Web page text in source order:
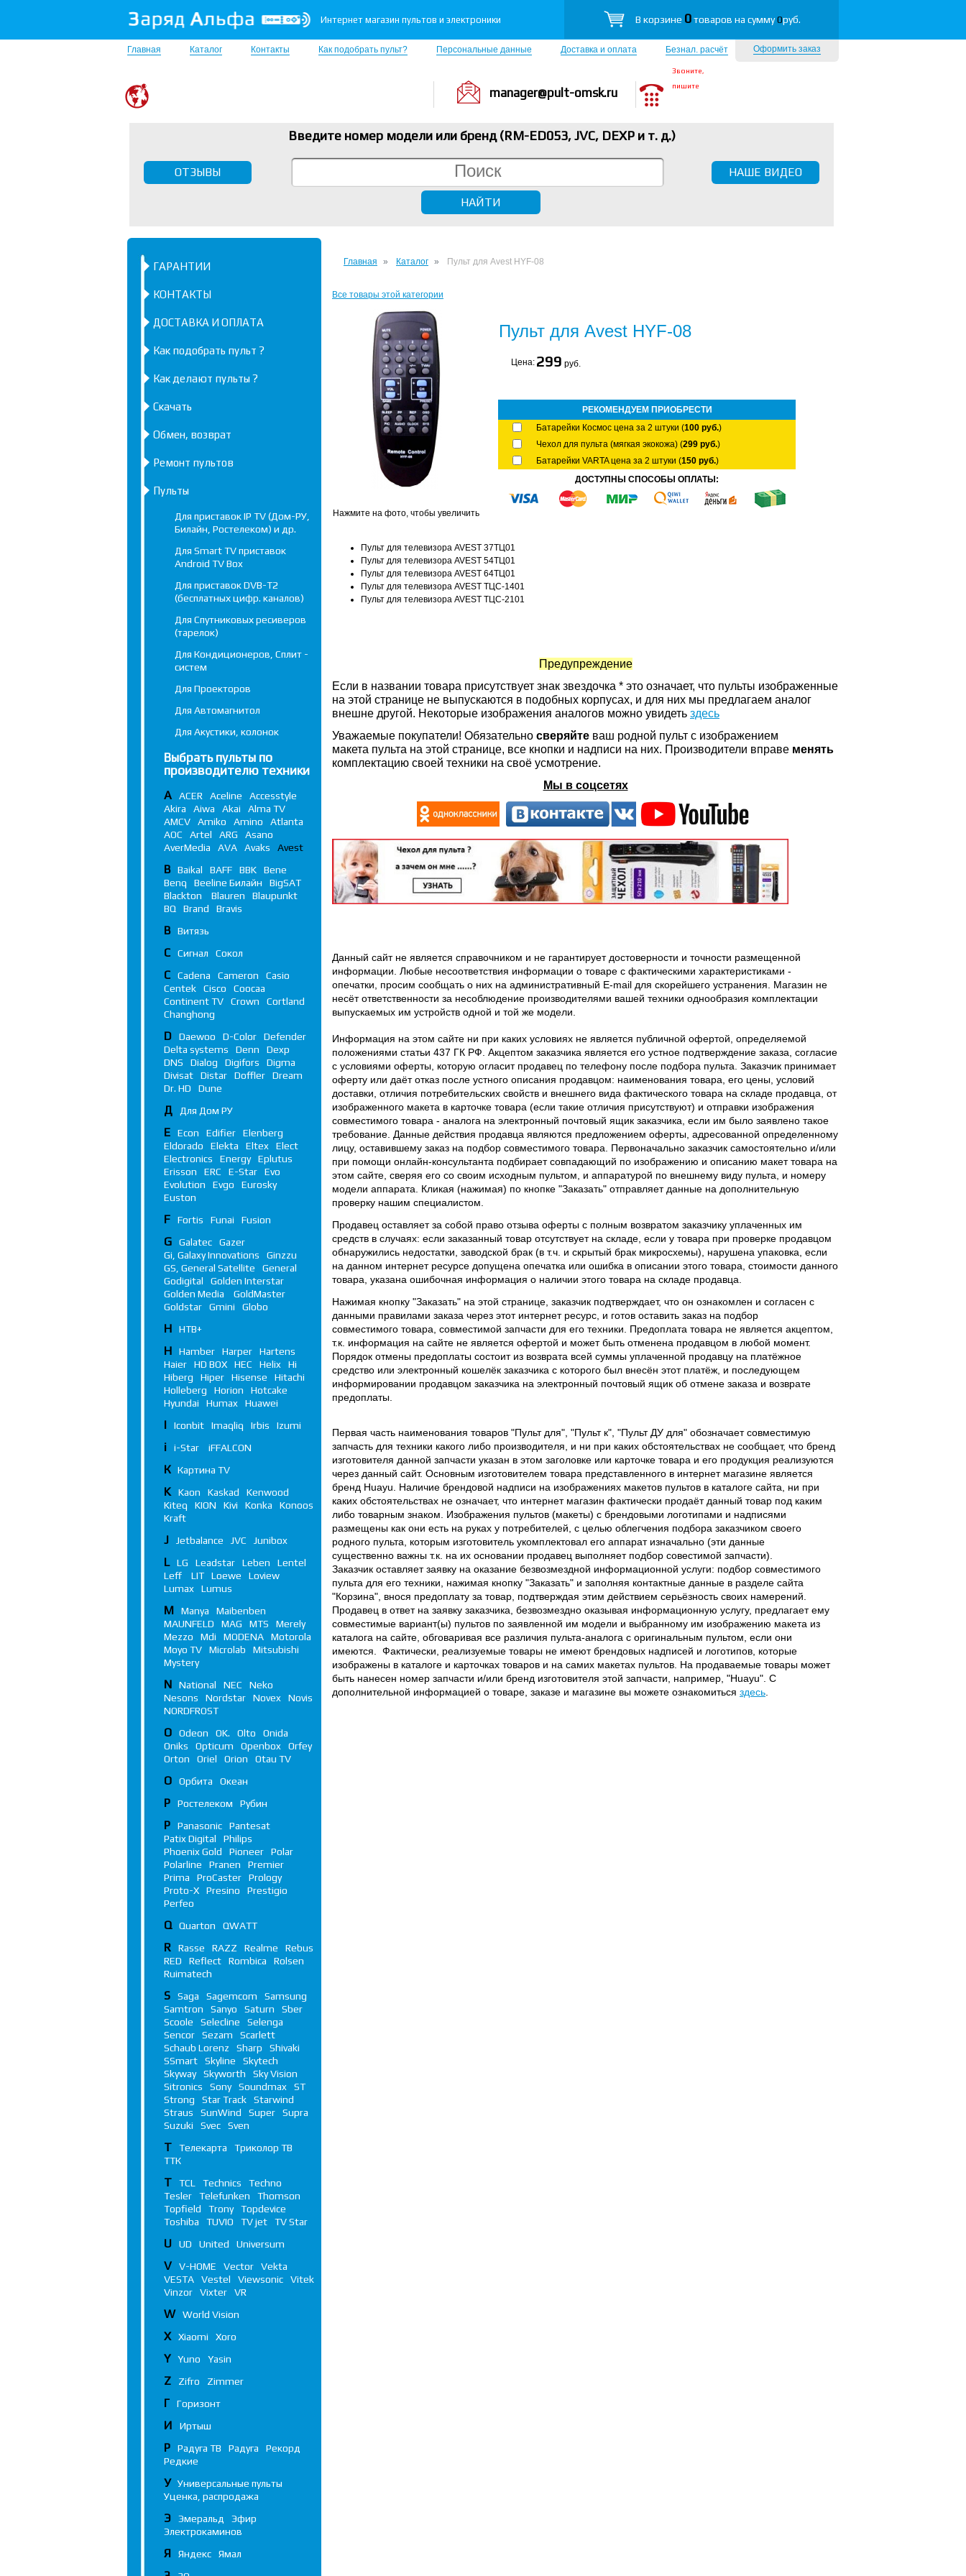
Интернет магазин пультов и электроники В корзине 0товаров на сумму0руб.
Оформить заказ
Главная Каталог Контакты Как подобрать пульт? Персональные данные Доставка и оплата Безнал. расчёт
manager@pult-omsk.ru
Звоните,
пишите
Введите номер модели или бренд (RM-ED053, JVC, DEXP и т. д.)
ОТЗЫВЫ НАШЕ ВИДЕО
Главная Каталог Пульт для Avest HYF-08
Все товары этой категории
Нажмите на фото, чтобы увеличить
Пульт для Avest HYF-08
Цена: 299 руб.
РЕКОМЕНДУЕМ ПРИОБРЕСТИ
Батарейки Космос цена за 2 штуки (100 руб.)
Чехол для пульта (мягкая экокожа) (299 руб.)
Батарейки VARTA цена за 2 штуки (150 руб.)
ДОСТУПНЫ СПОСОБЫ ОПЛАТЫ:
Пульт для телевизора AVEST 37ТЦ01
Пульт для телевизора AVEST 54ТЦ01
Пульт для телевизора AVEST 64ТЦ01
Пульт для телевизора AVEST ТЦС-1401
Пульт для телевизора AVEST ТЦС-2101
Предупреждение
Если в названии товара присутствует знак звездочка * это означает, что пульты изображенные
на этой странице не выпускаются в подобных корпусах, и для них мы предлагаем аналог
внешне другой. Некоторые изображения аналогов можно увидеть здесь
Уважаемые покупатели! Обязательно сверяйте ваш родной пульт с изображением
макета пульта на этой странице, все кнопки и надписи на них. Производители вправе менять
комплектацию своей техники на своё усмотрение.
Мы в соцсетях
Данный сайт не является справочником и не гарантирует достоверности и точности размещенной
информации. Любые несоответствия информации о товаре с фактическими характеристиками -
опечатки, просим сообщать о них на административный E-mail для скорейшего устранения. Магазин не
несёт ответственности за несоблюдение производителями вашей техники однообразия комплектации
выпускаемых им устройств одной и той же модели.
Информация на этом сайте ни при каких условиях не является публичной офертой, определяемой
положениями статьи 437 ГК РФ. Акцептом заказчика является его устное подтверждение заказа, согласие
с условиями оферты, которую огласит продавец по телефону после подбора пульта. Заказчик принимает
оферту или даёт отказ после устного описания продавцом: наименования товара, его цены, условий
доставки, отличия потребительских свойств и внешнего вида фактического товара на складе продавца, от
изображенного макета в карточке товара (если такие отличия присутствуют) и отправки изображения
совместимого товара - аналога на электронный почтовый ящик заказчика, если им было заявлено такое
требование. Данные действия продавца являются предложением оферты, адресованной определенному
лицу, оставившему заказ на подбор совместимого товара. Первоначально заказчик самостоятельно и/или
при помощи онлайн-консультанта подбирает совпадающий по изображению и описанию макет товара на
этом сайте, сверяя его со своим исходным пультом, и аппаратурой по внешнему виду пульта, и номеру
модели аппарата. Кликая (нажимая) по кнопке "Заказать" отправляет данные на дополнительную
проверку нашим специалистом.
Продавец оставляет за собой право отзыва оферты с полным возвратом заказчику уплаченных им
средств в случаях: если заказанный товар отсутствует на складе, если у товара при проверке продавцом
обнаружились недостатки, заводской брак (в т.ч. и скрытый брак микросхемы), нарушена упаковка, если
на данном интернет ресурсе допущена опечатка или ошибка в описании этого товара, стоимости данного
товара, указана ошибочная информация о наличии этого товара на складе продавца.
Нажимая кнопку "Заказать" на этой странице, заказчик подтверждает, что он ознакомлен и согласен с
данными правилами заказа через этот интернет ресурс, и готов оставить заказ на подбор
совместимого товара, совместимой запчасти для его техники. Предоплата товара не является акцептом,
т.к. информация на сайте не является офертой и может быть отменена продавцом в любой момент.
Порядок отмены предоплаты состоит из возврата всей суммы уплаченной продавцу на платёжное
средство или электронный кошелёк заказчика с которого был внесён этот платёж, и последующем
информировании продавцом заказчика на электронный почтовый ящик об отмене заказа и возврате
предоплаты.
Первая часть наименования товаров "Пульт для", "Пульт к", "Пульт ДУ для" обозначает совместимую
запчасть для техники какого либо производителя, и ни при каких обстоятельствах не сообщает, что бренд
изготовителя данной запчасти указан в этом заголовке или карточке товара и его продукция реализуются
через данный сайт. Основным изготовителем товара представленного в интернет магазине является
бренд Huayu. Наличие брендовой надписи на изображениях макетов пультов в каталоге сайта, ни при
каких обстоятельствах не означает, что интернет магазин фактически продаёт данный товар под каким
либо товарным знаком. Изображения пультов (макеты) с брендовыми логотипами и надписями
размещены как они есть на руках у потребителей, с целью облегчения подбора заказчиком своего
родного пульта, которым изготовитель укомплектовал его аппарат изначально (эти данные
существенно важны т.к. на их основании продавец выполняет подбор совестимой запчасти).
Заказчик оставляет заявку на оказание безвозмездной информационной услуги: подбор совместимого
пульта для его техники, нажимая кнопку "Заказать" и заполняя контактные данные в разделе сайта
"Корзина", внося предоплату за товар, подтверждая этим действием серьёзность своих намерений.
Продавец в ответ на заявку заказчика, безвозмездно оказывая информационную услугу, предлагает ему
совместимые вариант(ы) пультов по заявленной им модели и выбранному им изображению макета из
каталога на сайте, обговаривая все различия пульта-аналога с оригинальным пультом, если они
имеются. Фактически, реализуемые товары не имеют брендовых надписей и логотипов, которые
изображены в каталоге и карточках товаров и на самих макетах пультов. На продаваемые товары может
быть нанесен номер запчасти и/или бренд изготовителя этой запчасти, например, "Huayu". С
дополнительной информацией о товаре, заказе и магазине вы можете ознакомиться здесь
ГАРАНТИИ
КОНТАКТЫ
ДОСТАВКА И ОПЛАТА
Как подобрать пульт ?
Как делают пульты ?
Скачать
Обмен, возврат
Ремонт пультов
Пульты
Для приставок IP TV (Дом-РУ,
Билайн, Ростелеком) и др.
Для Smart TV приставок
Android TV Box
Для приставок DVB-T2
(бесплатных цифр. каналов)
Для Спутниковых ресиверов
(тарелок)
Для Кондиционеров, Сплит -
систем
Для Проекторов
Для Автомагнитол
Для Акустики, колонок
Выбрать пульты по
производителю техники
A ACER Aceline
Accesstyle
Akira
Aiwa Akai
Alma TV
AMCV
Amiko Amino
Atlanta
AOC
Artel ARG
Asano
AverMedia
AVA Avaks Avest
B Baikal BAFF BBK
Bene
Benq
Beeline Билайн
BigSAT
Blackton
Blauren
Blaupunkt
BQ
Brand Bravis
В Витязь
С Сигнал Сокол
C Cadena Cameron
Casio
Centek
Cisco
Coocaa
Continent TV
Crown
Cortland
Changhong
D Daewoo D-Color
Defender
Delta systems
Denn
Dexp
DNS
Dialog Digifors
Digma
Divisat
Distar Doffler
Dream
Dr. HD
Dune
Д Для Дом РУ
E Econ Edifier
Elenberg
Eldorado
Elekta Eltex
Elect
Electronics
Energy
Eplutus
Erisson
ERC E-Star
Evo
Evolution
Evgo
Eurosky
Euston
F Fortis Funai Fusion
G Galatec
Gazer
Gi, Galaxy Innovations
Ginzzu
GS, General Satellite
General
Godigital
Golden Interstar
Golden Media
GoldMaster
Goldstar
Gmini Globo
Н НТВ+
H Hamber Harper
Hartens
Haier
HD BOX HEC Helix
Hi
Hiberg
Hiper Hisense
Hitachi
Holleberg
Horion
Hotcake
Hyundai
Humax Huawei
I Iconbit Imaqliq Irbis Izumi
i i-Star iFFALСON
К Картина TV
K Kaon Kaskad
Kenwood
Kiteq
KION Kivi Konka
Konoos
Kraft
J Jetbalance JVC Junibox
L LG Leadstar Leben
Lentel
Leff
LIT Loewe
Loview
Lumax
Lumus
M Manya
Maibenben
MAUNFELD
MAG MTS
Merely
Mezzo
Mdi MODENA
Motorola
Moyo TV
Microlab
Mitsubishi
Mystery
N National NEC
Neko
Nesons
Nordstar Novex
Novis
NORDFROST
O Odeon OK. Olto
Onida
Oniks
Opticum Openbox
Orfey
Orton
Oriel Orion Otau TV
О Орбита Океан
Р Ростелеком Рубин
P Panasonic
Pantesat
Patix Digital
Philips
Phoenix Gold
Pioneer
Polar
Polarline
Pranen
Premier
Prima
ProCaster
Prology
Proto-X
Presino
Prestigio
Perfeo
Q Quarton QWATT
R Rasse RAZZ Realme
Rebus
RED
Reflect Rombica
Rolsen
Ruimatech
S Saga Sagemcom
Samsung
Samtron
Sanyo Saturn
Sber
Scoole
Selecline
Selenga
Sencor
Sezam
Scarlett
Schaub Lorenz
Sharp
Shivaki
SSmart
Skyline
Skytech
Skyway
Skyworth
Sky Vision
Sitronics
Sony Soundmax
ST
Strong
Star Track
Starwind
Straus
SunWind Super
Supra
Suzuki
Svec Sven
Т Телекарта
Триколор ТВ
ТТК
T TCL Technics
Techno
Tesler
Telefunken
Thomson
Topfield
Trony
Topdevice
Toshiba
TUVIO TV jet TV Star
U UD United Universum
V V-HOME Vector
Vekta
VESTA
Vestel Viewsonic
Vitek
Vinzor
Vixter VR
W World Vision
X Xiaomi Xoro
Y Yuno Yasin
Z Zifro Zimmer
Г Горизонт
И Иртыш
Р Радуга ТВ Радуга
Рекорд
Редкие
У
Универсальные пульты
Уценка, распродажа
Э Эмеральд
Эфир
Электрокаминов
Я Яндекс Ямал